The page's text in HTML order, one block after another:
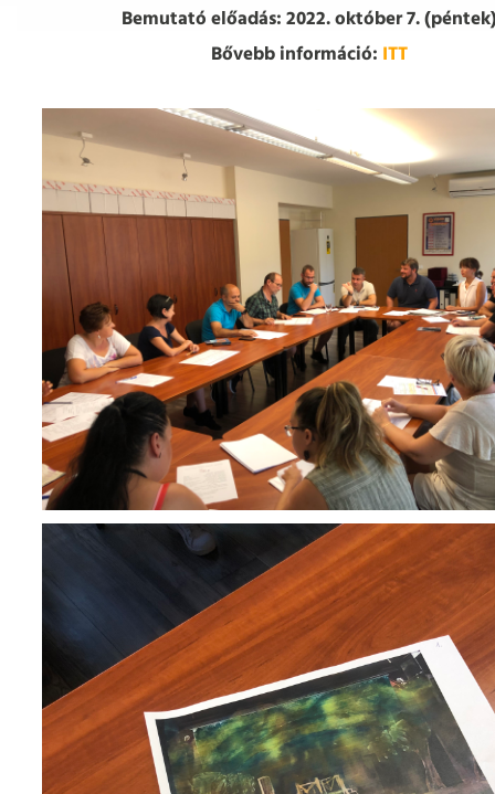
Bemutató előadás: 2022. október 7.
Bővebb információ: ITT